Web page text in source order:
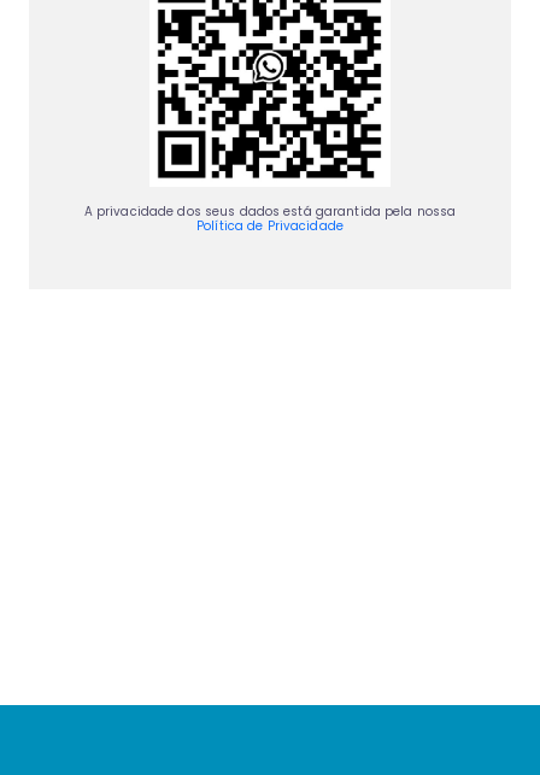
A privacidade dos seus dados está garantida pela nossa
Política de Privacidade